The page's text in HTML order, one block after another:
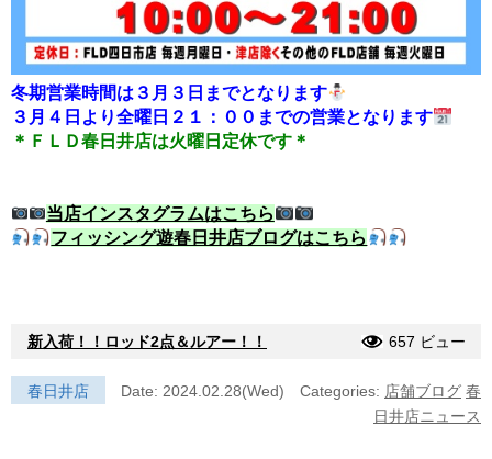
冬期営業時間は３月３日までとなります
３月４日より全曜日２１：００までの営業となります
＊ＦＬＤ春日井店は火曜日定休です＊
当店インスタグラムはこちら
フィッシング遊春日井店ブログはこちら
新入荷！！ロッド2点＆ルアー！！ 657 ビュー
春日井店 Date: 2024.02.28(Wed) Categories: 店舗ブログ 春
日井店ニュース